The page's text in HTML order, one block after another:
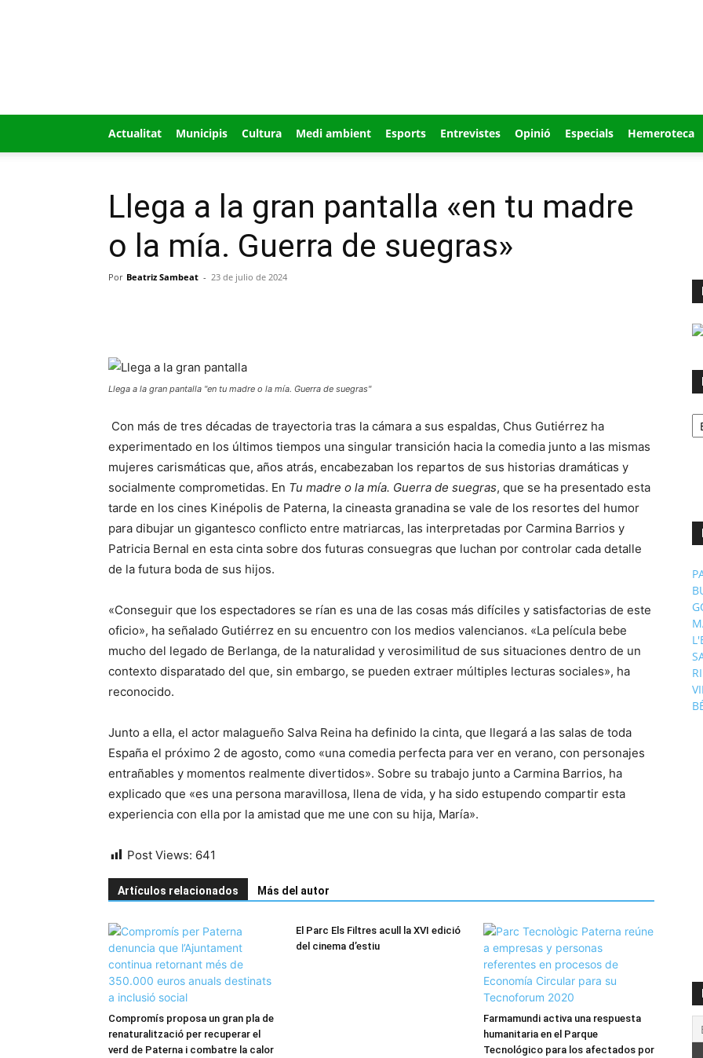
Actualitat Municipis Cultura Medi ambient Esports Entrevistes Opinió Especials Hemeroteca
Llega a la gran pantalla «en tu madre
o la mía. Guerra de suegras»
Por Beatriz Sambeat - 23 de julio de 2024
Llega a la gran pantalla "en tu madre o la mía. Guerra de suegras"
Con más de tres décadas de trayectoria tras la cámara a sus espaldas, Chus Gutiérrez ha
experimentado en los últimos tiempos una singular transición hacia la comedia junto a las mismas
mujeres carismáticas que, años atrás, encabezaban los repartos de sus historias dramáticas y
socialmente comprometidas. En Tu madre o la mía. Guerra de suegras, que se ha presentado esta
tarde en los cines Kinépolis de Paterna, la cineasta granadina se vale de los resortes del humor
para dibujar un gigantesco conflicto entre matriarcas, las interpretadas por Carmina Barrios y
Patricia Bernal en esta cinta sobre dos futuras consuegras que luchan por controlar cada detalle
de la futura boda de sus hijos.
«Conseguir que los espectadores se rían es una de las cosas más difíciles y satisfactorias de este
oficio», ha señalado Gutiérrez en su encuentro con los medios valencianos. «La película bebe
mucho del legado de Berlanga, de la naturalidad y verosimilitud de sus situaciones dentro de un
contexto disparatado del que, sin embargo, se pueden extraer múltiples lecturas sociales», ha
reconocido.
Junto a ella, el actor malagueño Salva Reina ha definido la cinta, que llegará a las salas de toda
España el próximo 2 de agosto, como «una comedia perfecta para ver en verano, con personajes
entrañables y momentos realmente divertidos». Sobre su trabajo junto a Carmina Barrios, ha
explicado que «es una persona maravillosa, llena de vida, y ha sido estupendo compartir esta
experiencia con ella por la amistad que me une con su hija, María».
Post Views: 641
Artículos relacionados Más del autor
Compromís proposa un gran pla de
renaturalització per recuperar el
verd de Paterna i combatre la calor
El Parc Els Filtres acull la XVI edició
del cinema d’estiu
Farmamundi activa una respuesta
humanitaria en el Parque
Tecnológico para los afectados por